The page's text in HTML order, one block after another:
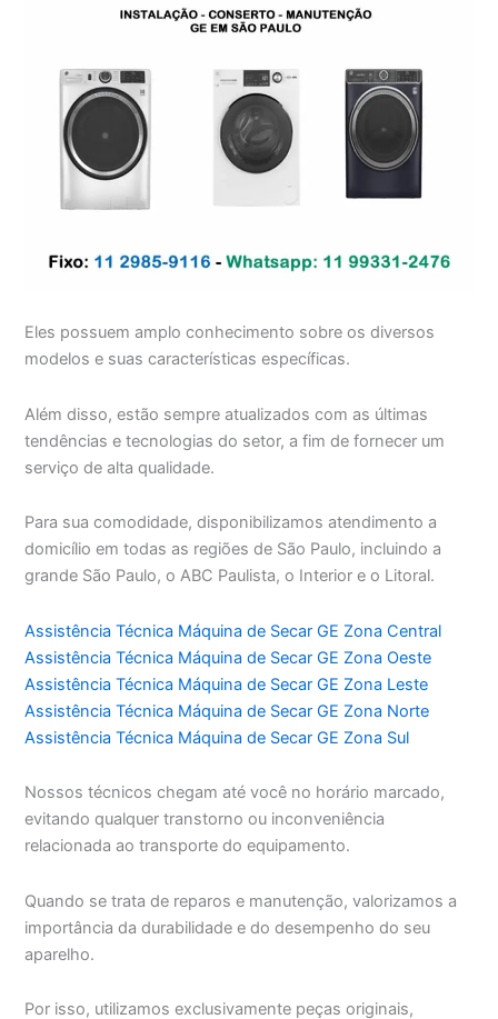
Eles possuem amplo conhecimento sobre os diversos
modelos e suas características específicas.
Além disso, estão sempre atualizados com as últimas
tendências e tecnologias do setor, a fim de fornecer um
serviço de alta qualidade.
Para sua comodidade, disponibilizamos atendimento a
domicílio em todas as regiões de São Paulo, incluindo a
grande São Paulo, o ABC Paulista, o Interior e o Litoral.
Assistência Técnica Máquina de Secar GE Zona Central
Assistência Técnica Máquina de Secar GE Zona Oeste
Assistência Técnica Máquina de Secar GE Zona Leste
Assistência Técnica Máquina de Secar GE Zona Norte
Assistência Técnica Máquina de Secar GE Zona Sul
Nossos técnicos chegam até você no horário marcado,
evitando qualquer transtorno ou inconveniência
relacionada ao transporte do equipamento.
Quando se trata de reparos e manutenção, valorizamos a
importância da durabilidade e do desempenho do seu
aparelho.
Por isso, utilizamos exclusivamente peças originais,